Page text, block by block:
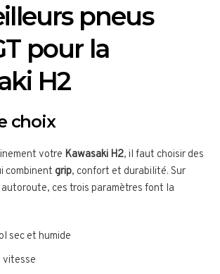
pneus
pour la
H2
choix
votre Kawasaki H2, il faut choisir des
combinent grip, confort et durabilité. Sur
ces trois paramètres font la
sec et humide
vitesse